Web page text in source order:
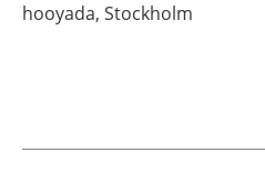
hooyada, Stockholm